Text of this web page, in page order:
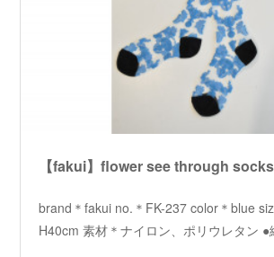
brand＊fakui no.＊FK-237 color＊blue
H40cm 素材＊ナイロン、ポリウレタン